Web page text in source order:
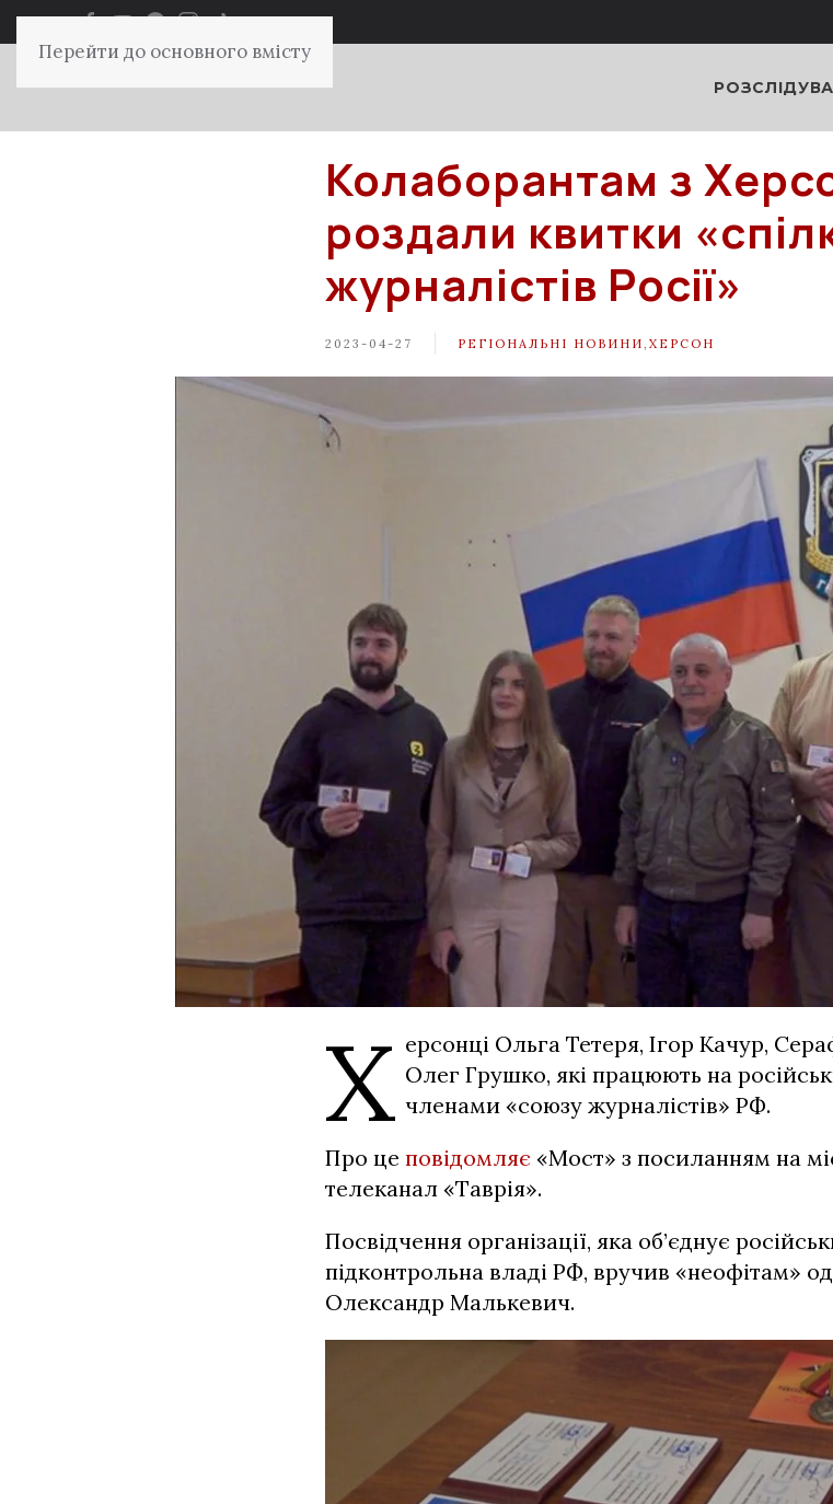
Перейти до основного вмісту
Колаборантам з
роздали квитки
журналістів Росії»
2023-04-27 РЕГІОНАЛЬНІ НОВИНИ ХЕРСОН
Х ерсонці Ольга Тетеря, Ігор Качур,
Олег Грушко, які працюють на
членами «союзу журналістів» РФ.
Про це повідомляє «Мост» з посиланням на
телеканал «Таврія».
Посвідчення організації, яка об’єднує
підконтрольна владі РФ, вручив «неофітам»
Олександр Малькевич.